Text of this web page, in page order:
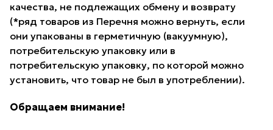
качества, не подлежащих обмену и возврату
(*ряд товаров из Перечня можно вернуть, если
они упакованы в герметичную (вакуумную),
потребительскую упаковку или в
потребительскую упаковку, по которой можно
установить, что товар не был в употреблении).
Обращаем внимание!